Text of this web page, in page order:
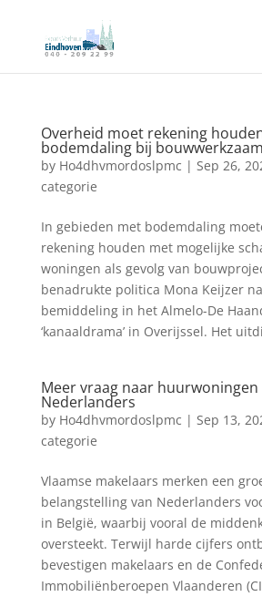
Overheid moet rekening
bodemdaling bij
by Ho4dhvmordoslpmc | Sep 26,
categorie
In gebieden met bodemdaling
rekening houden met mogelijke
woningen als gevolg van
benadrukte politica Mona Keijzer
bemiddeling in het Almelo-De
‘kanaaldrama’ in Overijssel. Het
Meer vraag naar
Nederlanders
by Ho4dhvmordoslpmc | Sep 13,
categorie
Vlaamse makelaars merken een
belangstelling van Nederlanders
in België, waarbij vooral de
oversteekt. Terwijl harde cijfers
bevestigen makelaars en de
Immobiliënberoepen Vlaanderen